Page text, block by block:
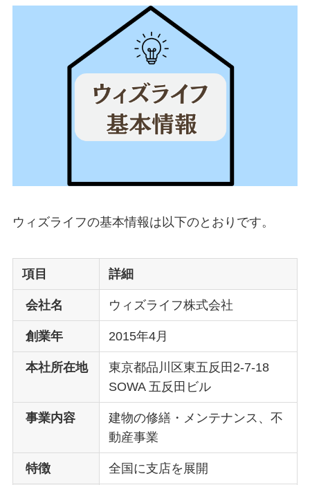
ウィズライフの基本情報は以下のとおりです。
項目 詳細
会社名 ウィズライフ株式会社
創業年 2015年4月
本社所在地
東京都品川区東五反田2-7-18
SOWA 五反田ビル
事業内容
建物の修繕・メンテナンス、不
動産事業
特徴 全国に支店を展開